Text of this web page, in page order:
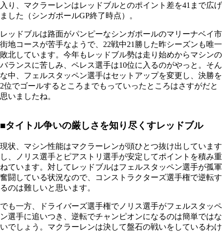
入り、マクラーレンはレッドブルとのポイント差を41まで広げ
ました（シンガポールGP終了時点）。
レッドブルは路面がパンピーなシンガポールのマリーナベイ市
街地コースが苦手なようで、22戦中21勝した昨シーズンも唯一
敗北しています。今年もレッドブル勢は走り始めからマシンの
バランスに苦しみ、ペレス選手は10位に入るのがやっと。そん
な中、フェルスタッペン選手はセットアップを変更し、決勝を
2位でゴールするところまでもっていったところはさすがだと
思いましたね。
■タイトル争いの厳しさを知り尽くすレッドブル
現状、マシン性能はマクラーレンが頭ひとつ抜け出しています
し、ノリス選手とピアストリ選手が安定してポイントを積み重
ねています。対してレッドブルはフェルスタッペン選手が孤軍
奮闘している状況なので、コンストラクターズ選手権で逆転す
るのは難しいと思います。
でも一方、ドライバーズ選手権でノリス選手がフェルスタッペ
ン選手に追いつき、逆転でチャンピオンになるのは簡単ではな
いでしょう。マクラーレンは決して盤石の戦いをしているわけ